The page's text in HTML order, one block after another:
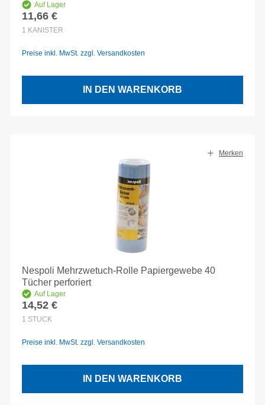
Auf Lager
Regulärer Preis:
11,66 €
1 KANISTER
Preise inkl. MwSt. zzgl. Versandkosten
IN DEN WARENKORB
Merken
Nespoli Mehrzwetuch-Rolle Papiergewebe 40
Tücher perforiert
Auf Lager
Regulärer Preis:
14,52 €
1 STÜCK
Preise inkl. MwSt. zzgl. Versandkosten
IN DEN WARENKORB